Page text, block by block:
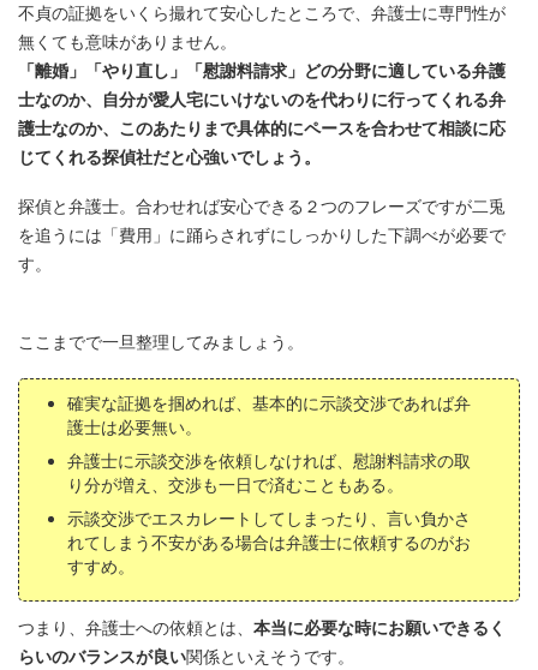
不貞の証拠をいくら撮れて安心したところで、弁護士に専門性が
無くても意味がありません。
「離婚」「やり直し」「慰謝料請求」どの分野に適している弁護
士なのか、自分が愛人宅にいけないのを代わりに行ってくれる弁
護士なのか、このあたりまで具体的にペースを合わせて相談に応
じてくれる探偵社だと心強いでしょう。
探偵と弁護士。合わせれば安心できる２つのフレーズですが二兎
を追うには「費用」に踊らされずにしっかりした下調べが必要で
す。
ここまでで一旦整理してみましょう。
確実な証拠を掴めれば、基本的に示談交渉であれば弁
護士は必要無い。
弁護士に示談交渉を依頼しなければ、慰謝料請求の取
り分が増え、交渉も一日で済むこともある。
示談交渉でエスカレートしてしまったり、言い負かさ
れてしまう不安がある場合は弁護士に依頼するのがお
すすめ。
つまり、弁護士への依頼とは、 本当に必要な時にお願いできるく
らいのバランスが良い関係といえそうです。